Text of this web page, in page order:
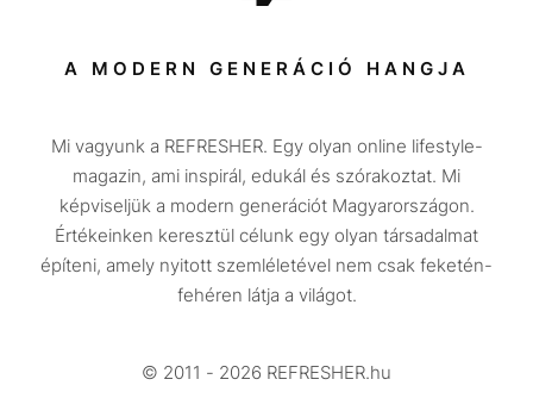
Sport
Társadalom
Utazás
Életmód
Design
Beszélgetések
Videó
A MODERN GENERÁCIÓ HANGJA
Mi vagyunk a REFRESHER. Egy olyan online lifestyle-
magazin, ami inspirál, edukál és szórakoztat. Mi
képviseljük a modern generációt Magyarországon.
Értékeinken keresztül célunk egy olyan társadalmat
építeni, amely nyitott szemléletével nem csak feketén-
fehéren látja a világot.
© 2011 - 2026 REFRESHER.hu